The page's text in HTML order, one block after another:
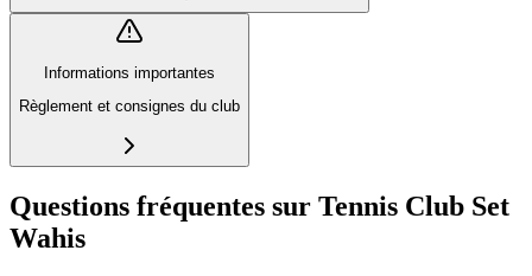
Informations importantes
Règlement et consignes du club
Questions fréquentes sur Tennis Club Set
Wahis